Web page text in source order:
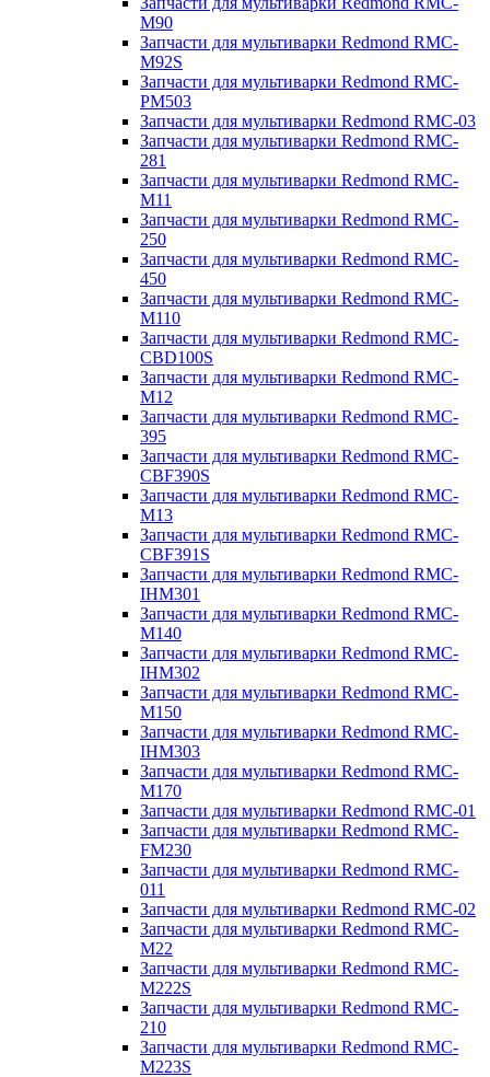
M90
Запчасти для мультиварки Redmond RMC-
M92S
Запчасти для мультиварки Redmond RMC-
PM503
Запчасти для мультиварки Redmond RMC-03
Запчасти для мультиварки Redmond RMC-
281
Запчасти для мультиварки Redmond RMC-
M11
Запчасти для мультиварки Redmond RMC-
250
Запчасти для мультиварки Redmond RMC-
450
Запчасти для мультиварки Redmond RMC-
M110
Запчасти для мультиварки Redmond RMC-
CBD100S
Запчасти для мультиварки Redmond RMC-
M12
Запчасти для мультиварки Redmond RMC-
395
Запчасти для мультиварки Redmond RMC-
CBF390S
Запчасти для мультиварки Redmond RMC-
M13
Запчасти для мультиварки Redmond RMC-
CBF391S
Запчасти для мультиварки Redmond RMC-
IHM301
Запчасти для мультиварки Redmond RMC-
M140
Запчасти для мультиварки Redmond RMC-
IHM302
Запчасти для мультиварки Redmond RMC-
M150
Запчасти для мультиварки Redmond RMC-
IHM303
Запчасти для мультиварки Redmond RMC-
M170
Запчасти для мультиварки Redmond RMC-01
Запчасти для мультиварки Redmond RMC-
FM230
Запчасти для мультиварки Redmond RMC-
011
Запчасти для мультиварки Redmond RMC-02
Запчасти для мультиварки Redmond RMC-
M22
Запчасти для мультиварки Redmond RMC-
M222S
Запчасти для мультиварки Redmond RMC-
210
Запчасти для мультиварки Redmond RMC-
M223S